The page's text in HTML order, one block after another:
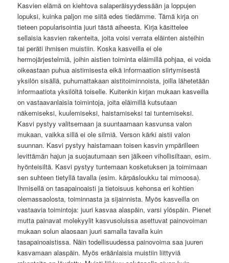
Kasvien elämä on kiehtova salaperäisyydessään ja loppujen
lopuksi, kuinka paljon me siitä edes tiedämme. Tämä kirja on
tieteen popularisointia juuri tästä aiheesta. Kirja käsittelee
sellaisia kasvien rakenteita, joita voisi verrata eläinten aisteihin
tai peräti ihmisen muistiin. Koska kasveilla ei ole
hermojärjestelmiä, joihin aistien toiminta eläimillä pohjaa, ei voida
oikeastaan puhua aistimisesta eikä informaation siirtymisestä
yksilön sisällä, puhumattakaan aistitoiminnoista, joilla lähetetään
informaatiota yksilöltä toiselle. Kuitenkin kirjan mukaan kasveilla
on vastaavanlaisia toimintoja, joita eläimillä kutsutaan
näkemiseksi, kuulemiseksi, haistamiseksi tai tuntemiseksi.
Kasvi pystyy valitsemaan ja suuntaamaan kasvunsa valon
mukaan, vaikka sillä ei ole silmiä. Verson kärki aistii valon
suunnan. Kasvi pystyy haistamaan toisen kasvin ympärilleen
levittämän hajun ja suojautumaan sen jälkeen vihollisiltaan, esim.
hyönteisiltä. Kasvi pystyy tuntemaan kosketuksen ja toimimaan
sen suhteen tietyllä tavalla (esim. kärpäsloukku tai mimoosa).
Ihmisellä on tasapainoaisti ja tietoisuus kehonsa eri kohtien
olemassaolosta, toiminnasta ja sijainnista. Myös kasveilla on
vastaavia toimintoja: juuri kasvaa alaspäin, varsi ylöspäin. Pienet
mutta painavat molekyylit kasvusoluissa asettuvat painovoiman
mukaan solun alaosaan juuri samalla tavalla kuin
tasapainoaistissa. Näin todellisuudessa painovoima saa juuren
kasvamaan alaspäin. Myös eräänlaisia muistiin liittyviä